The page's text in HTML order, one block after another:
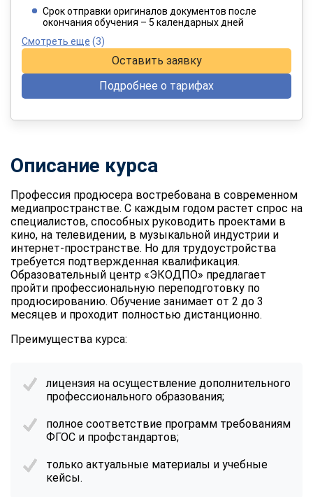
При оплате в рассрочку на 12 месяцев
Срок отправки оригиналов документов после
окончания обучения – 5 календарных дней
Смотреть еще (3)
Оставить заявку
Подробнее о тарифах
Описание курса
Профессия продюсера востребована в современном
медиапространстве. С каждым годом растет спрос на
специалистов, способных руководить проектами в
кино, на телевидении, в музыкальной индустрии и
интернет-пространстве. Но для трудоустройства
требуется подтвержденная квалификация.
Образовательный центр «ЭКОДПО» предлагает
пройти профессиональную переподготовку по
продюсированию. Обучение занимает от 2 до 3
месяцев и проходит полностью дистанционно.
Преимущества курса:
лицензия на осуществление дополнительного
профессионального образования;
полное соответствие программ требованиям
ФГОС и профстандартов;
только актуальные материалы и учебные
кейсы.